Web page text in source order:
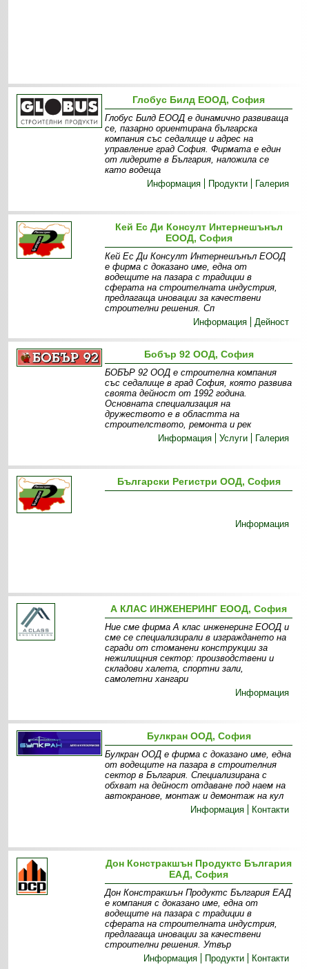
Глобус Билд ЕООД, София
Глобус Билд ЕООД е динамично развиваща
се, пазарно ориентирана българска
компания със седалище и адрес на
управление град София. Фирмата е един
от лидерите в България, наложила се
като водеща
Информация
Продукти Галерия
Кей Ес Ди Консулт Интернешънъл
ЕООД, София
Кей Ес Ди Консулт Интернешънъл ЕООД
е фирма с доказано име, една от
водещите на пазара с традиции в
сферата на строителната индустрия,
предлагаща иновации за качествени
строителни решения. Сп
Информация
Дейност
Бобър 92 ООД, София
БОБЪР 92 ООД е строителна компания
със седалище в град София, която развива
своята дейност от 1992 година.
Основната специализация на
дружеството е в областта на
строителството, ремонта и рек
Информация
Услуги Галерия
Български Регистри ООД, София
Информация
А КЛАС ИНЖЕНЕРИНГ ЕООД, София
Ние сме фирма А клас инженеринг ЕООД и
сме се специализирали в изграждането на
сгради от стоманени конструкции за
нежилищния сектор: производствени и
складови халета, спортни зали,
самолетни хангари
Информация
Булкран ООД, София
Булкран ООД е фирма с доказано име, една
от водещите на пазара в строителния
сектор в България. Специализирана с
обхват на дейност отдаване под наем на
автокранове, монтаж и демонтаж на кул
Информация
Контакти
Дон Констракшън Продуктс България
ЕАД, София
Дон Констракшън Продуктс България ЕАД
е компания с доказано име, една от
водещите на пазара с традиции в
сферата на строителната индустрия,
предлагаща иновации за качествени
строителни решения. Утвър
Информация
Продукти Контакти